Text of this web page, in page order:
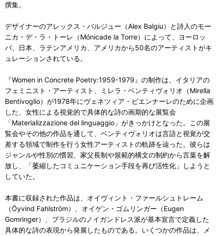
撰集。
デザイナーのアレックス・バルジュー（Alex Balgiu）と詩人のモー
ニカ・デ・ラ・トーレ（Mónicade la Torre）によって、ヨーロッ
パ、日本、ラテンアメリカ、アメリカから50名のアーティストがキ
ュレーションされている。
『​Women in Concrete Poetry:1959-1979』の制作は、イタリアの
フェミニスト・アーティスト、ミレラ・ベンティヴォリオ（Mirella
Bentivoglio）が1978年にヴェネツィア・ビエンナーレのために企画
した、女性による視覚的で具体的な詩の画期的な展覧会
「Materializzazione del linguaggio」がきっかけとなった。​この展
覧会やその他の作品を通して、ベンティヴォリオは言語と視覚が交
差する領域で制作を行う女性アーティストの軌跡を辿った。彼らは
ジャンルや性別の慣習、家父長制や規範的構文の制約から言葉を解
放し、「萎縮したコミュニケーション手段を再び活性化」しようと
していた。
本書に収録された作品は、オイヴィント・ファールシュトレーム
（Öyvind Fahlström）、オイゲン・ゴムリンガー（Eugen
Gomringer）、ブラジルのノイガンドレス派が基本宣言で定義した
具体的な詩の表現から発展したものである。​いくつかの作品は、メ